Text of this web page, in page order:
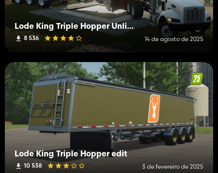
Lode King Triple Hopper Unlimited
8 536 14 de agosto de 2025
Lode King Triple Hopper edit
10 538 3 de fevereiro de 2025